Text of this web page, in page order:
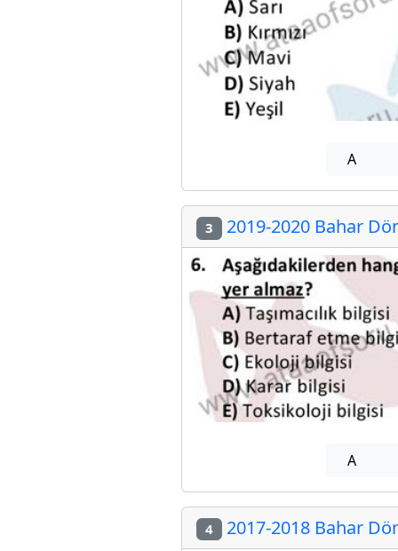
A
3 2019-2020 Bahar
A
4 2017-2018 Bahar